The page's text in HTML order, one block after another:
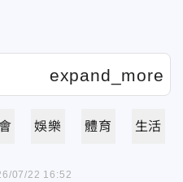
娛樂 體育 生活
07/22 16:52